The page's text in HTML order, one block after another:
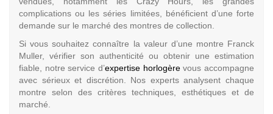
complications ou les séries limitées, bénéficient d’une forte
demande sur le marché des montres de collection.
Si vous souhaitez connaître la valeur d’une montre Franck
Muller, vérifier son authenticité ou obtenir une estimation
fiable, notre service d’expertise horlogèrevous accompagne
avec sérieux et discrétion. Nos experts analysent chaque
montre selon des critères techniques, esthétiques et de
marché.